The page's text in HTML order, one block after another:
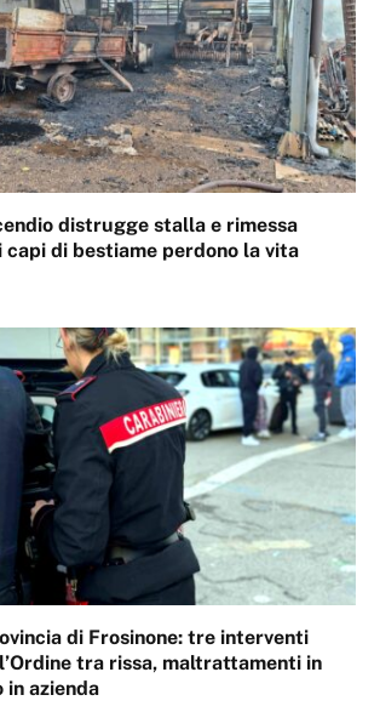
distrugge stalla e rimessa
di bestiame perdono la vita
di Frosinone: tre interventi
tra rissa, maltrattamenti in
azienda